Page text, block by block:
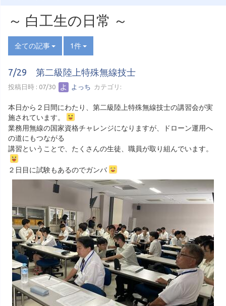
～ 白工生の日常 ～
全ての記事 1件
7/29 第二級陸上特殊無線技士
投稿日時 : 07/30 よっち カテゴリ:
本日から２日間にわたり、第二級陸上特殊無線技士の講習会が実
施されています。
業務用無線の国家資格チャレンジになりますが、ドローン運用へ
の道にもつながる
講習ということで、たくさんの生徒、職員が取り組んでいます。
２日目に試験もあるのでガンバ